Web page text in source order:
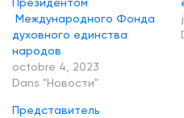
Международного Фонда
духовного единства
народов
octobre 4, 2023
Dans "Новости"
Представитель